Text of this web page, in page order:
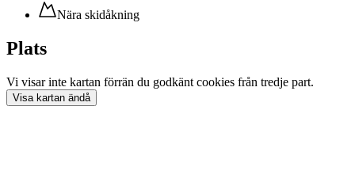
Nära skidåkning
Plats
Vi visar inte kartan förrän du godkänt cookies från tredje part.
Visa kartan ändå